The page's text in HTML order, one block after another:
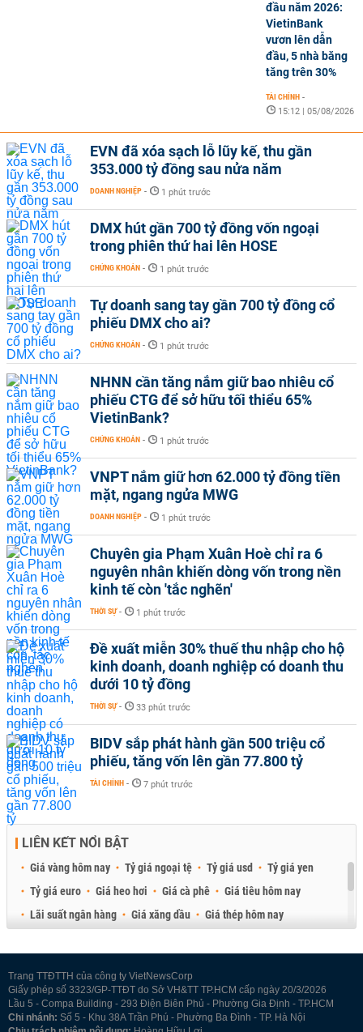
đầu năm 2026:
VietinBank
vươn lên dẫn
đầu, 5 nhà băng
tăng trên 30%
TÀI CHÍNH -
15:12 | 05/08/2026
EVN đã xóa sạch lỗ lũy kế, thu gần
353.000 tỷ đồng sau nửa năm
DOANH NGHIỆP - 1 phút trước
DMX hút gần 700 tỷ đồng vốn ngoại
trong phiên thứ hai lên HOSE
CHỨNG KHOÁN - 1 phút trước
Tự doanh sang tay gần 700 tỷ đồng cổ
phiếu DMX cho ai?
CHỨNG KHOÁN - 1 phút trước
NHNN cần tăng nắm giữ bao nhiêu cổ
phiếu CTG để sở hữu tối thiểu 65%
VietinBank?
CHỨNG KHOÁN - 1 phút trước
VNPT nắm giữ hơn 62.000 tỷ đồng tiền
mặt, ngang ngửa MWG
DOANH NGHIỆP - 1 phút trước
Chuyên gia Phạm Xuân Hoè chỉ ra 6
nguyên nhân khiến dòng vốn trong nền
kinh tế còn 'tắc nghẽn'
THỜI SỰ - 1 phút trước
Đề xuất miễn 30% thuế thu nhập cho hộ
kinh doanh, doanh nghiệp có doanh thu
dưới 10 tỷ đồng
THỜI SỰ - 33 phút trước
BIDV sắp phát hành gần 500 triệu cổ
phiếu, tăng vốn lên gần 77.800 tỷ
TÀI CHÍNH - 7 phút trước
LIÊN KẾT NỔI BẬT
Giá vàng hôm nay Tỷ giá ngoại tệ Tỷ giá usd
Tỷ giá yen
Tỷ giá euro
Giá heo hơi Giá cà phê
Giá tiêu hôm nay
Lãi suất ngân hàng
Giá xăng dầu
Giá thép hôm nay
Trang TTĐTTH của công ty VietNewsCorp
Giấy phép số 3323/GP-TTĐT do Sở VH&TT TP.HCM cấp ngày 20/3/2026
Lầu 5 - Compa Building - 293 Điện Biên Phủ - Phường Gia Định - TP.HCM
Chi nhánh: Số 5 - Khu 38A Trần Phú - Phường Ba Đình - TP. Hà Nội